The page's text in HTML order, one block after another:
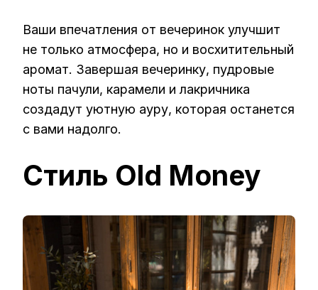
Ваши впечатления от вечеринок улучшит
не только атмосфера, но и восхитительный
аромат. Завершая вечеринку, пудровые
ноты пачули, карамели и лакричника
создадут уютную ауру, которая останется
с вами надолго.
Стиль Old Money